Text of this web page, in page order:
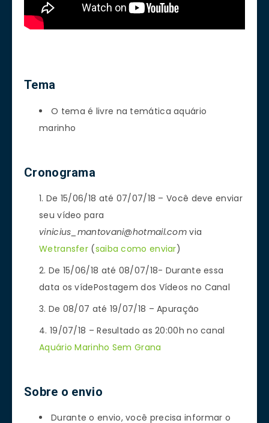
Tema
O tema é livre na temática aquário
marinho
Cronograma
De 15/06/18 até 07/07/18 – Você deve enviar
seu vídeo para
vinicius_mantovani@hotmail.com via
Wetransfer (saiba como enviar)
De 15/06/18 até 08/07/18- Durante essa
data os vídePostagem dos Vídeos no Canal
De 08/07 até 19/07/18 – Apuração
19/07/18 – Resultado as 20:00h no canal
Aquário Marinho Sem Grana
Sobre o envio
Durante o envio, você precisa informar o